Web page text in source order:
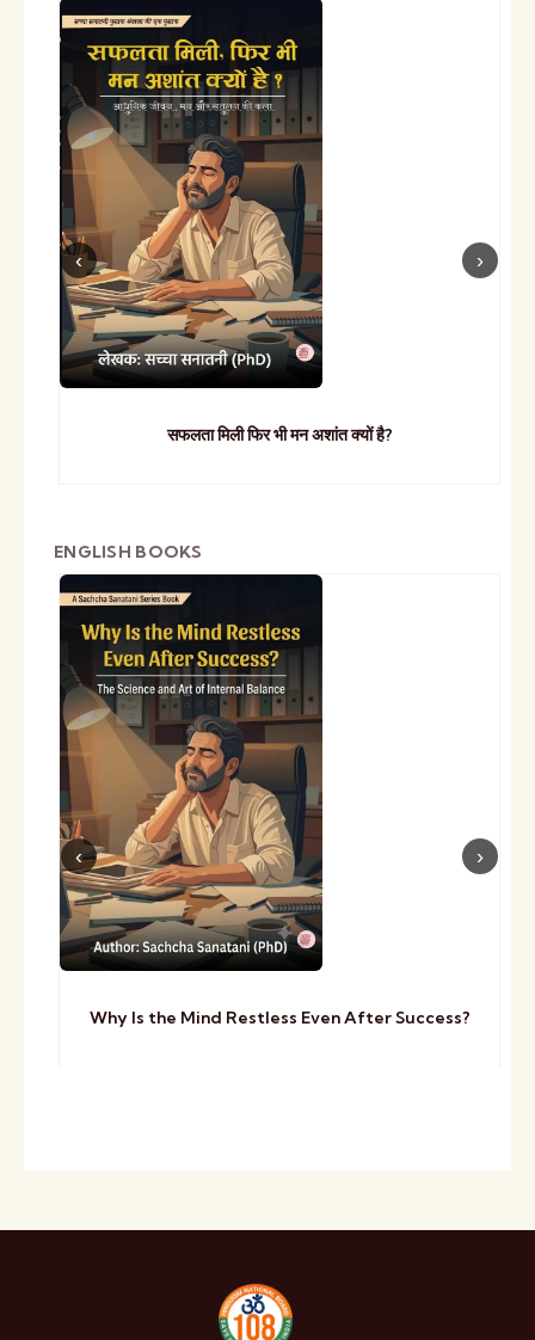
सफलता मिली फिर भी मन अशांत क्यों है?
ENGLISH BOOKS
Why Is the Mind Restless Even After Success?